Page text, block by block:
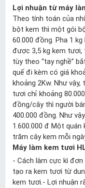
Lợi nhuận từ máy
Theo tính toán của
bột kem thì một gói
60.000 đồng. Pha 1
được 3,5 kg kem
tùy theo “tay nghề”
quế đi kèm có giá
khoảng 2Kw. Như
tươi chỉ khoảng
đồng/cây thì người
400.000 đồng. Như
1.600.000 đ Một
trăm cây kem mỗi
Máy làm kem tươi
- Cách làm cực kì đơn
tạo ra kem tươi từ
kem tươi.- Lợi nhuận